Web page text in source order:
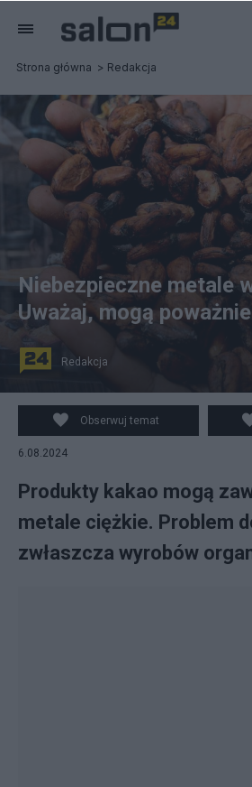
Strona główna Redakcja
Niebezpieczne metale
Uważaj, mogą
Redakcja
Obserwuj temat
6.08.2024
Produkty kakao mogą
metale ciężkie. Problem
zwłaszcza wyrobów